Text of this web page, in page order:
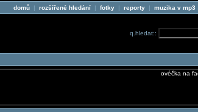
domů| rozšířené hledání| fotky| reporty| muzika v mp3
q.hledat::